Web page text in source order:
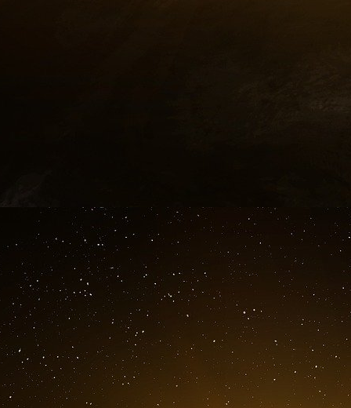
entreprises qui cherchent à acquérir des
précise Socheat Chhay. « Ces opérations
porte de sortie, même si elles ne sont
investisseurs », conclut-il.
Maddyness